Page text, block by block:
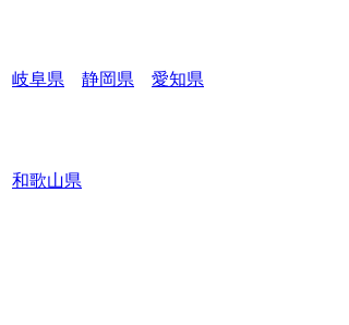
岐阜県 静岡県 愛知県
和歌山県